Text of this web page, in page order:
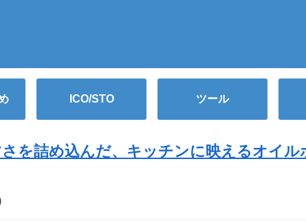
ICO/STO ツール
さを詰め込んだ、キッチンに映えるオイル